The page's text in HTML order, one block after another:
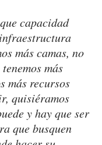
capacidad
más camas, no
más
más recursos
quisiéramos
y hay que ser
que busquen